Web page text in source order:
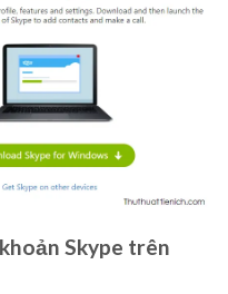
Skype trên